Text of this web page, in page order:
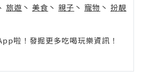
旅遊 丶 美食 丶 親子 丶 寵物 丶 扮靚
啦！發掘更多吃喝玩樂資訊！